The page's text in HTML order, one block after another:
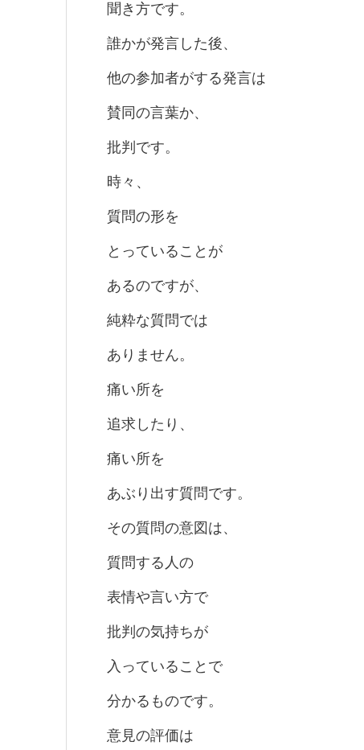
聞き方です。
誰かが発言した後、
他の参加者がする発言は
賛同の言葉か、
批判です。
時々、
質問の形を
とっていることが
あるのですが、
純粋な質問では
ありません。
痛い所を
追求したり、
痛い所を
あぶり出す質問です。
その質問の意図は、
質問する人の
表情や言い方で
批判の気持ちが
入っていることで
分かるものです。
意見の評価は